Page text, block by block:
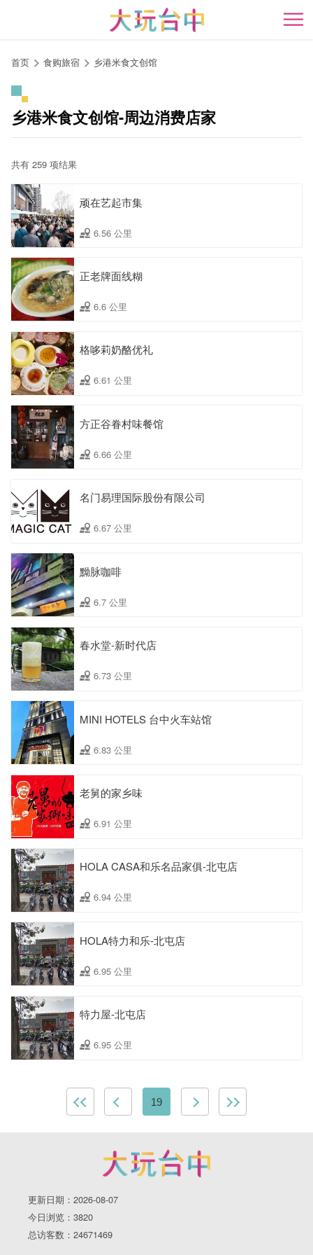
开
首页 食购旅宿 乡港米食文创馆
乡港米食文创馆-周边消费店家
共有 259 项结果
顽在艺起市集
6.56 公里
正老牌面线糊
6.6 公里
格哆莉奶酪优礼
6.61 公里
方正谷眷村味餐馆
6.66 公里
名门易理国际股份有限公司
6.67 公里
黝脉咖啡
6.7 公里
春水堂-新时代店
6.73 公里
MINI HOTELS 台中火车站馆
6.83 公里
老舅的家乡味
6.91 公里
HOLA CASA和乐名品家俱-北屯店
6.94 公里
HOLA特力和乐-北屯店
6.95 公里
特力屋-北屯店
6.95 公里
19
更新日期：2026-08-07
今日浏览：3820
总访客数：24671469